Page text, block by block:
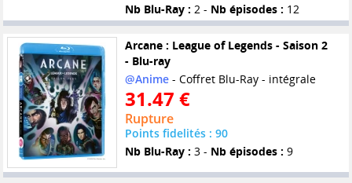
Nb Blu-Ray : 2 - Nb épisodes : 12
Arcane : League of Legends - Saison 2
- Blu-ray
@Anime- Coffret Blu-Ray - intégrale
31.47 €
Rupture
Points fidelités : 90
Nb Blu-Ray : 3 - Nb épisodes : 9